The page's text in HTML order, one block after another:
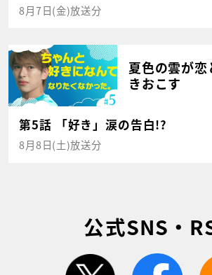
8月7日(金)放送分
夏色の雲が恋
きおこす
第5話 「好き」涙の告白!?
8月8日(土)放送分
公式SNS・
twitter